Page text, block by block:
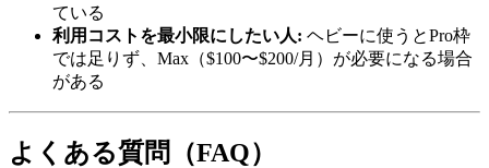
ている
利用コストを最小限にしたい人: ヘビーに使うとPro枠
では足りず、Max（$100〜$200/月）が必要になる場合
がある
よくある質問（FAQ）